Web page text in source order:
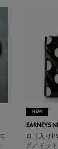
NEW
BARNEYS
ロゴ入り
グ／ドッ